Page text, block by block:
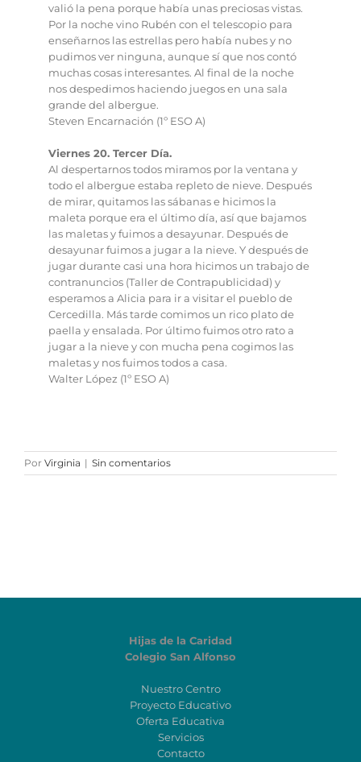
valió la pena porque había unas preciosas vistas.
Por la noche vino Rubén con el telescopio para
enseñarnos las estrellas pero había nubes y no
pudimos ver ninguna, aunque sí que nos contó
muchas cosas interesantes. Al final de la noche
nos despedimos haciendo juegos en una sala
grande del albergue.
Steven Encarnación (1º ESO A)
Viernes 20. Tercer Día.
Al despertarnos todos miramos por la ventana y
todo el albergue estaba repleto de nieve. Después
de mirar, quitamos las sábanas e hicimos la
maleta porque era el último día, así que bajamos
las maletas y fuimos a desayunar. Después de
desayunar fuimos a jugar a la nieve. Y después de
jugar durante casi una hora hicimos un trabajo de
contranuncios (Taller de Contrapublicidad) y
esperamos a Alicia para ir a visitar el pueblo de
Cercedilla. Más tarde comimos un rico plato de
paella y ensalada. Por último fuimos otro rato a
jugar a la nieve y con mucha pena cogimos las
maletas y nos fuimos todos a casa.
Walter López (1º ESO A)
Por Virginia | Sin comentarios
Hijas de la Caridad
Colegio San Alfonso
Nuestro Centro
Proyecto Educativo
Oferta Educativa
Servicios
Contacto